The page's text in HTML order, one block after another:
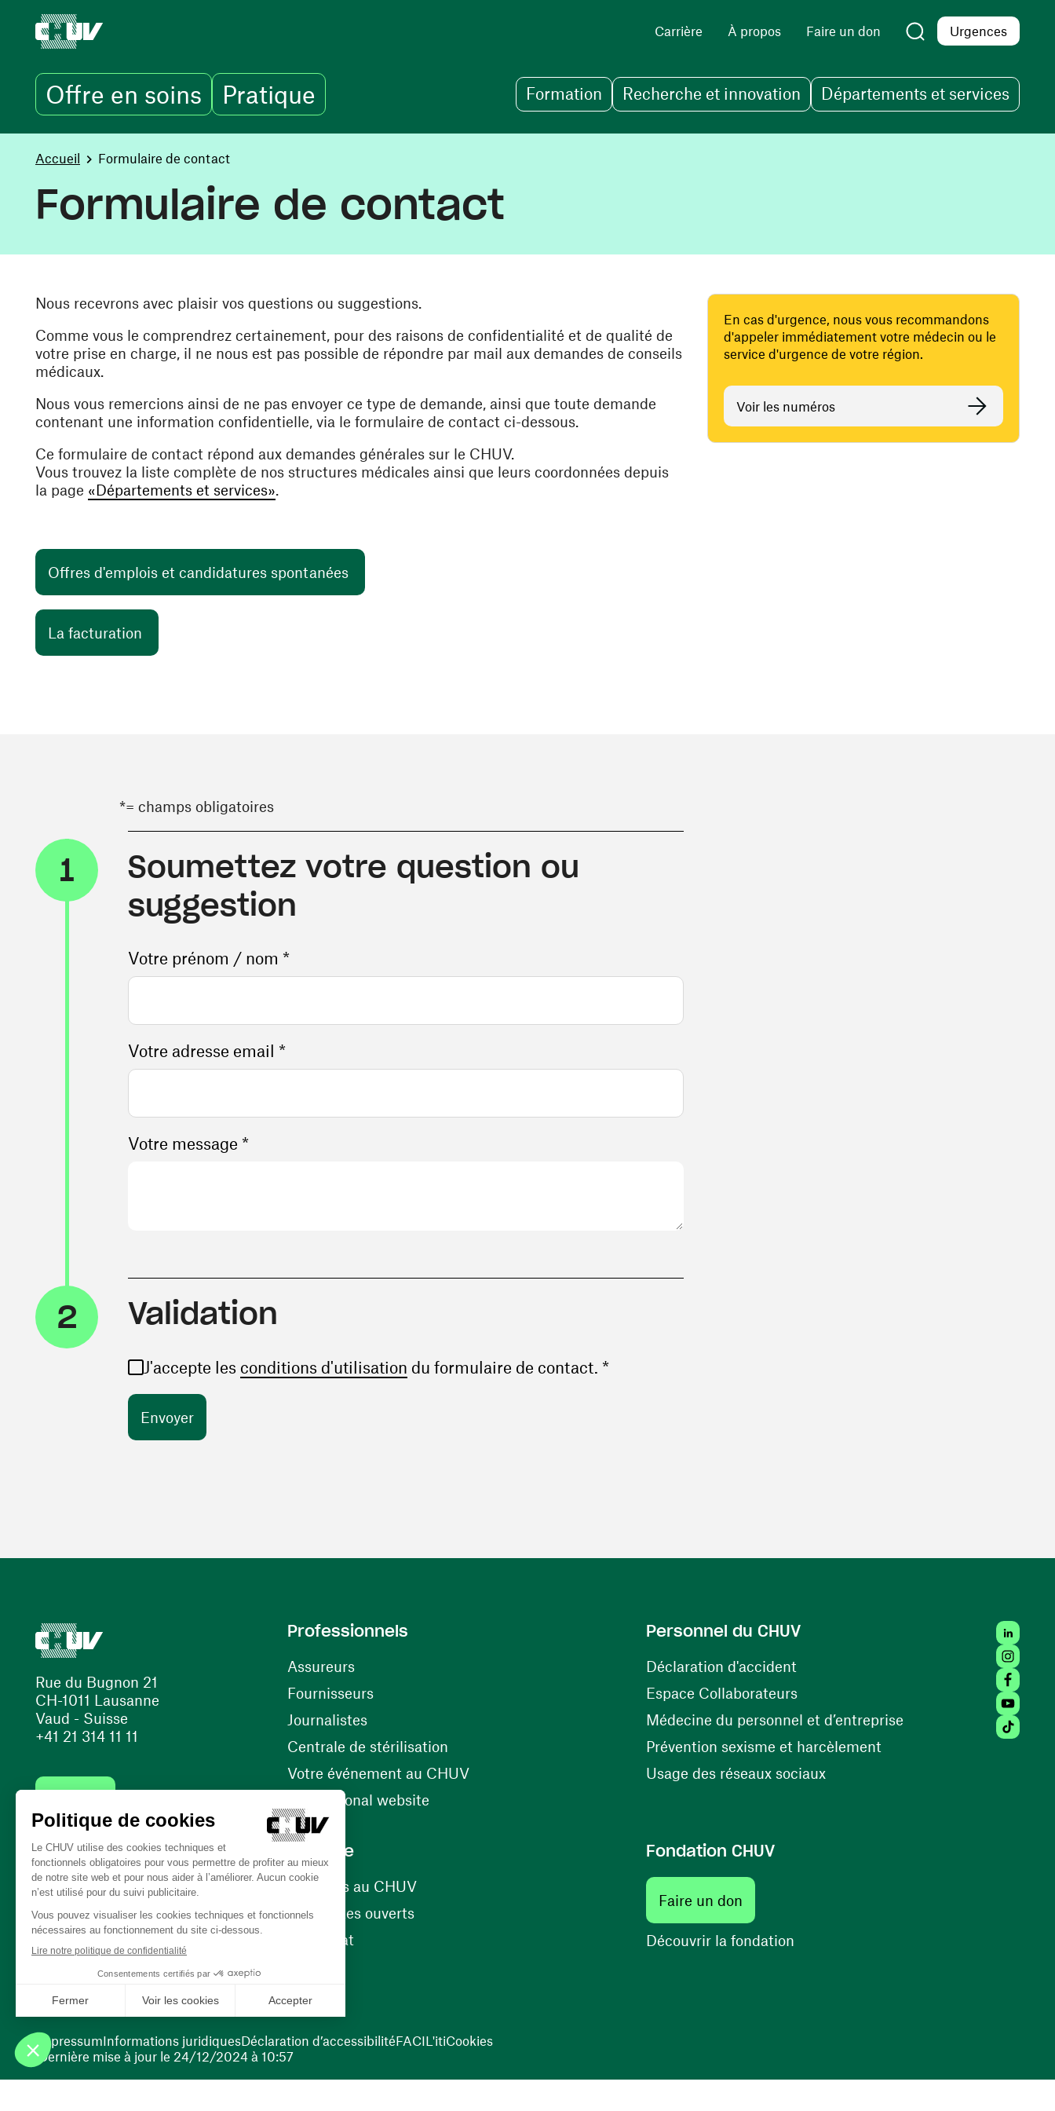
Carrière À propos Faire un don Urgences
Offre en soins Pratique Formation Recherche et innovation Départements et services
You are here:
Accueil Formulaire de contact
Formulaire de contact
Nous recevrons avec plaisir vos questions ou suggestions.
Comme vous le comprendrez certainement, pour des raisons de confidentialité et de qualité de
votre prise en charge, il ne nous est pas possible de répondre par mail aux demandes de conseils
médicaux.
Nous vous remercions ainsi de ne pas envoyer ce type de demande, ainsi que toute demande
contenant une information confidentielle, via le formulaire de contact ci-dessous.
Ce formulaire de contact répond aux demandes générales sur le CHUV.
Vous trouvez la liste complète de nos structures médicales ainsi que leurs coordonnées depuis
la page «Départements et services».
Offres d'emplois et candidatures spontanées
La facturation
En cas d'urgence, nous vous recommandons
d'appeler immédiatement votre médecin ou le
service d'urgence de votre région.
Voir les numéros
*= champs obligatoires
1
Soumettez votre question ou
suggestion
Votre prénom / nom *
Votre adresse email *
Votre message *
2 Validation
J'accepte les conditions d'utilisation (ouvre une nouvelle fenêtre)
du formulaire de contact. *
Rue du Bugnon 21
CH-1011 Lausanne
Vaud - Suisse
+41 21 314 11 11
(ouvre une nouvelle fenêtre)
(ouvre une nouvelle fenêtre)
Professionnels
Assureurs
Fournisseurs(ouvre une nouvelle fenêtre)
Journalistes
Centrale de stérilisation
Votre événement au CHUV(ouvre une nouvelle fenêtre)
International website
Personnel du CHUV
Déclaration d'accident(ouvre une nouvelle fenêtre)
Espace Collaborateurs(ouvre une nouvelle fenêtre)
Médecine du personnel et d’entreprise(ouvre une nouvelle
Prévention sexisme et harcèlement(ouvre une nouvelle
Usage des réseaux sociaux(ouvre une nouvelle fenêtre)
Carrière
Carrières au CHUV(ouvre une nouvelle fenêtre)
Nos postes ouverts(ouvre une nouvelle fenêtre)
Bénévolat
Fondation CHUV
Faire un don(ouvre une nouvelle fenêtre)
Découvrir la fondation(ouvre une nouvelle fenêtre)
Tiktok
Dernière mise à jour le 24/12/2024 à 10:57
ImpressumInformations juridiquesDéclaration d’accessibilitéFACIL'itiCookies